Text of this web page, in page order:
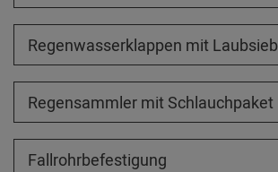
Regenwasserklappen mit Laubsieb
Regensammler mit Schlauchpaket
Fallrohrbefestigung